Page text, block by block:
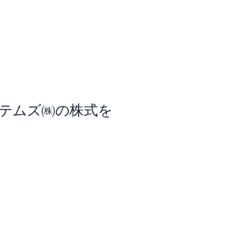
ムズ㈱の株式を